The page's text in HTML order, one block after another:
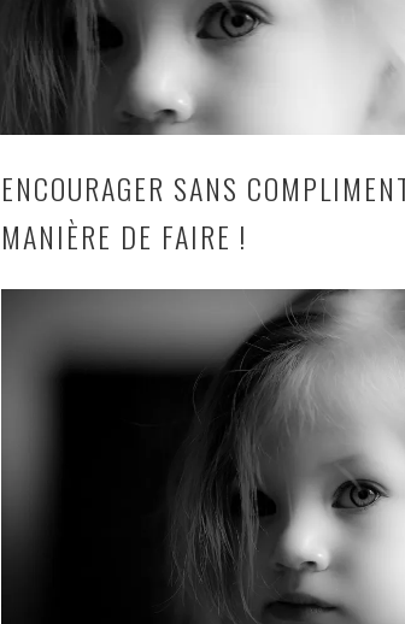
ENCOURAGER SANS
MANIÈRE DE FAIRE !